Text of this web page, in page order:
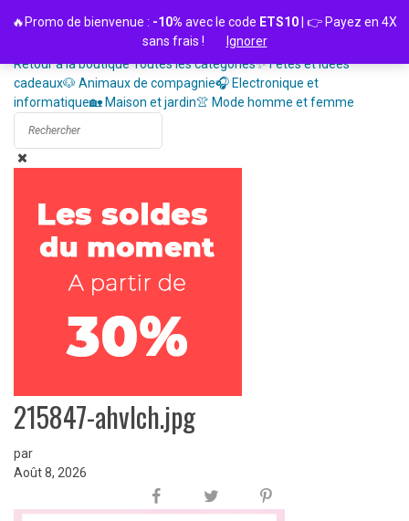
Retour à la boutiqueToutes les catégories✨ Fêtes et idées
cadeaux🐶 Animaux de compagnie🎧 Electronique et
informatique🏡 Maison et jardin👚 Mode homme et femme
215847-ahvlch.jpg
par
Août 8, 2026
🔥Promo de bienvenue : -10% avec le code ETS10 | 👉 Payez en 4X
sans frais !
Ignorer